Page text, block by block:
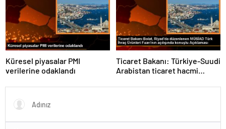
Küresel piyasalar PMI
verilerine odaklandı
Ticaret Bakanı: Türkiye-Suudi
Arabistan ticaret hacmi